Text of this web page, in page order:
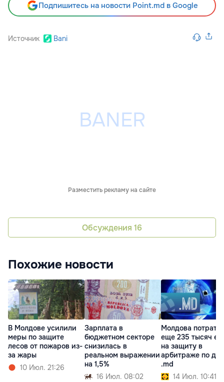
Подпишитесь на новости Point.md в Google
Источник Bani
Разместить рекламу на сайте
Обсуждения 16
Похожие новости
В Молдове усилили
меры по защите
лесов от пожаров из-
за жары
10 Июл. 21:26
Зарплата в
бюджетном секторе
снизилась в
реальном выражении
на 1,5%
16 Июл. 08:02
Молдова
еще 235 тысяч
на защиту в
арбитраже по
.md
14 Июл. 10:41